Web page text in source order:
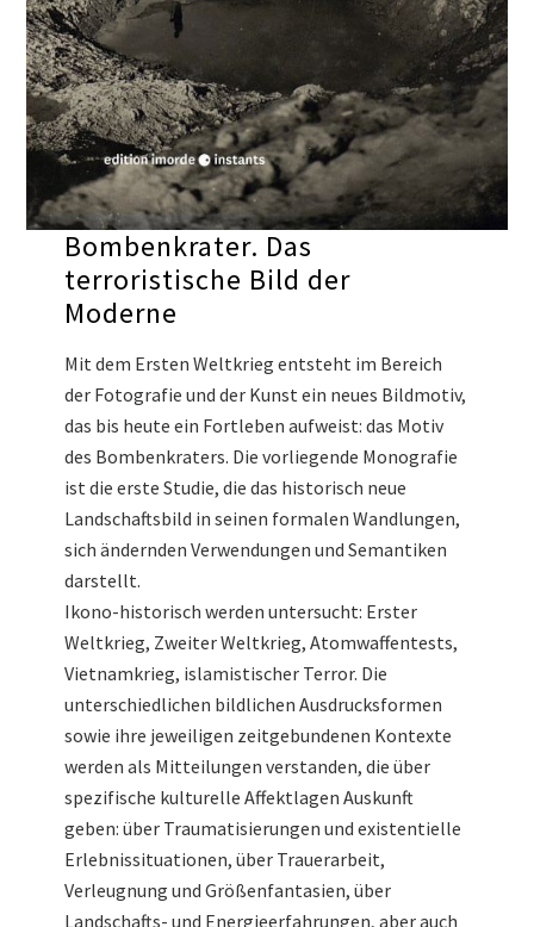
Bombenkrater. Das
terroristische Bild der
Moderne
Mit dem Ersten Weltkrieg entsteht im Bereich
der Fotografie und der Kunst ein neues Bildmotiv,
das bis heute ein Fortleben aufweist: das Motiv
des Bombenkraters. Die vorliegende Monografie
ist die erste Studie, die das historisch neue
Landschaftsbild in seinen formalen Wandlungen,
sich ändernden Verwendungen und Semantiken
darstellt.
Ikono-historisch werden untersucht: Erster
Weltkrieg, Zweiter Weltkrieg, Atomwaffentests,
Vietnamkrieg, islamistischer Terror. Die
unterschiedlichen bildlichen Ausdrucksformen
sowie ihre jeweiligen zeitgebundenen Kontexte
werden als Mitteilungen verstanden, die über
spezifische kulturelle Affektlagen Auskunft
geben: über Traumatisierungen und existentielle
Erlebnissituationen, über Trauerarbeit,
Verleugnung und Größenfantasien, über
Landschafts- und Energieerfahrungen, aber auch